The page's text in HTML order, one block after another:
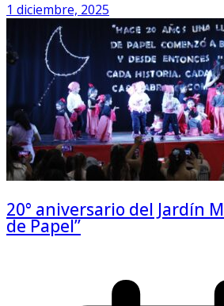
1 diciembre, 2025
20° aniversario del Jardín
de Papel”